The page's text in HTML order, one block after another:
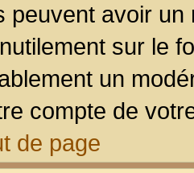
peuvent avoir
sur le
un
compte de
de page